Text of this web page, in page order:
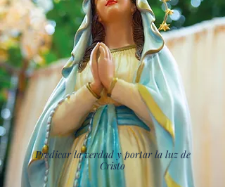
Predicar la verdad y portar la luz de
Cristo